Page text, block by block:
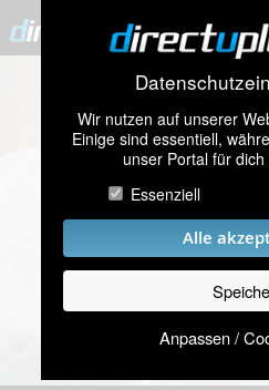
Wir nutzen auf unserer
Einige sind essentiell,
unser Portal für
Essenziell
Alle
Anpassen /